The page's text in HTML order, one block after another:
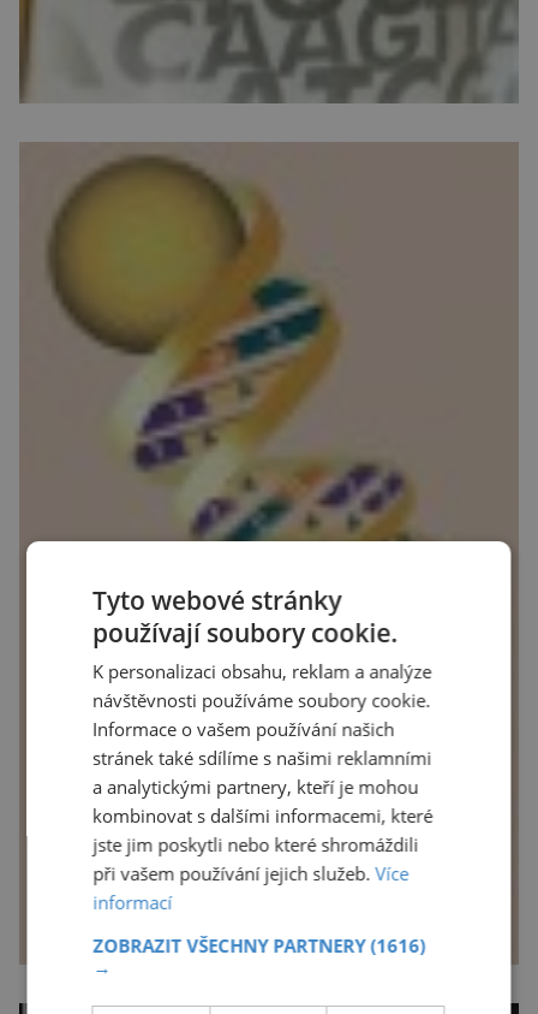
Tyto webové stránky
používají soubory cookie.
K personalizaci obsahu, reklam a analýze
návštěvnosti používáme soubory cookie.
Informace o vašem používání našich
stránek také sdílíme s našimi reklamními
a analytickými partnery, kteří je mohou
kombinovat s dalšími informacemi, které
jste jim poskytli nebo které shromáždili
při vašem používání jejich služeb.Více
informací
ZOBRAZIT VŠECHNY PARTNERY(1616)
→